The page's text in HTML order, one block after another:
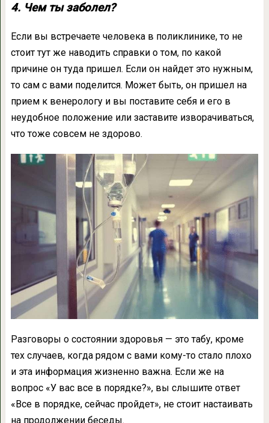
4. Чем ты заболел?
Если вы встречаете человека в поликлинике, то не
стоит тут же наводить справки о том, по какой
причине он туда пришел. Если он найдет это нужным,
то сам с вами поделится. Может быть, он пришел на
прием к венерологу и вы поставите себя и его в
неудобное положение или заставите изворачиваться,
что тоже совсем не здорово.
Разговоры о состоянии здоровья — это табу, кроме
тех случаев, когда рядом с вами кому-то стало плохо
и эта информация жизненно важна. Если же на
вопрос «У вас все в порядке?», вы слышите ответ
«Все в порядке, сейчас пройдет», не стоит настаивать
на продолжении беседы.